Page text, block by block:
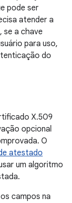
pode ser
atender a
se a chave
para uso,
do
X.509
opcional
O
atestado
um algoritmo
campos na